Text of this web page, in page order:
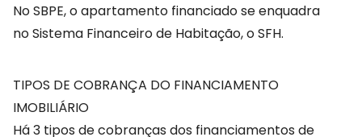
No SBPE, o apartamento financiado se enquadra
no Sistema Financeiro de Habitação, o SFH.
TIPOS DE COBRANÇA DO FINANCIAMENTO
IMOBILIÁRIO
Há 3 tipos de cobranças dos financiamentos de